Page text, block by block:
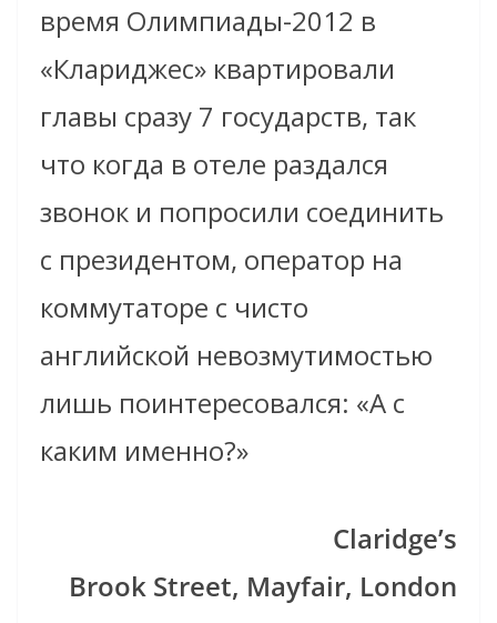
время Олимпиады-2012 в
«Клариджес» квартировали
главы сразу 7 государств, так
что когда в отеле раздался
звонок и попросили соединить
с президентом, оператор на
коммутаторе с чисто
английской невозмутимостью
лишь поинтересовался: «А с
каким именно?»
Claridge’s
Brook Street, Mayfair, London